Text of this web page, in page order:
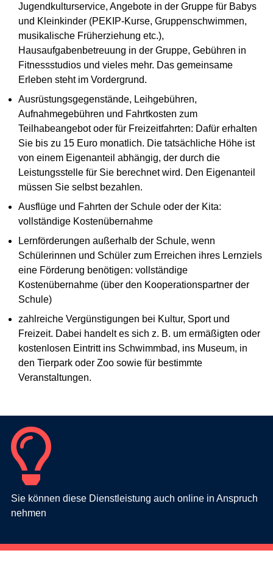
Jugendkulturservice, Angebote in der Gruppe für Babys
und Kleinkinder (PEKIP-Kurse, Gruppenschwimmen,
musikalische Früherziehung etc.),
Hausaufgabenbetreuung in der Gruppe, Gebühren in
Fitnessstudios und vieles mehr. Das gemeinsame
Erleben steht im Vordergrund.
Ausrüstungsgegenstände, Leihgebühren,
Aufnahmegebühren und Fahrtkosten zum
Teilhabeangebot oder für Freizeitfahrten: Dafür erhalten
Sie bis zu 15 Euro monatlich. Die tatsächliche Höhe ist
von einem Eigenanteil abhängig, der durch die
Leistungsstelle für Sie berechnet wird. Den Eigenanteil
müssen Sie selbst bezahlen.
Ausflüge und Fahrten der Schule oder der Kita:
vollständige Kostenübernahme
Lernförderungen außerhalb der Schule, wenn
Schülerinnen und Schüler zum Erreichen ihres Lernziels
eine Förderung benötigen: vollständige
Kostenübernahme (über den Kooperationspartner der
Schule)
zahlreiche Vergünstigungen bei Kultur, Sport und
Freizeit. Dabei handelt es sich z. B. um ermäßigten oder
kostenlosen Eintritt ins Schwimmbad, ins Museum, in
den Tierpark oder Zoo sowie für bestimmte
Veranstaltungen.
Sie können diese Dienstleistung auch online in Anspruch
nehmen